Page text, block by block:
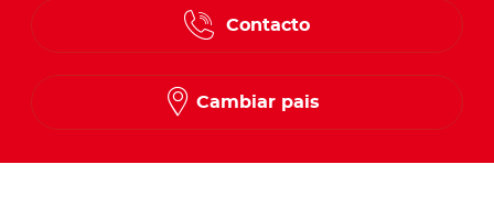
French
Contacto
Cambiar pais